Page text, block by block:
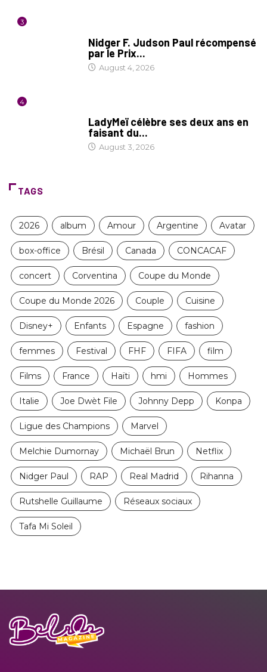
3
Nidger F. Judson Paul récompensé
par le Prix...
August 4, 2026
4
LadyMeï célèbre ses deux ans en
faisant du...
August 3, 2026
TAGS
2026 album Amour Argentine Avatar
box-office Brésil Canada CONCACAF
concert Corventina Coupe du Monde
Coupe du Monde 2026 Couple Cuisine
Disney+ Enfants Espagne fashion
femmes Festival FHF FIFA film
Films France Haïti hmi Hommes
Italie Joe Dwèt File Johnny Depp Konpa
Ligue des Champions Marvel
Melchie Dumornay Michaël Brun Netflix
Nidger Paul RAP Real Madrid Rihanna
Rutshelle Guillaume Réseaux sociaux
Tafa Mi Soleil